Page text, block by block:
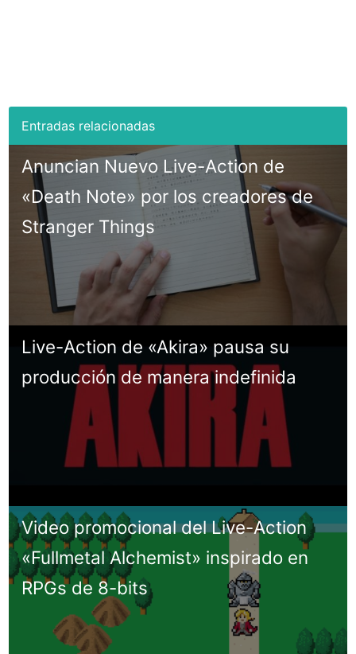
Anuncian Nuevo Live-Action de
«Death Note» por los creadores de
Stranger Things
Live-Action de «Akira» pausa su
producción de manera indefinida
Video promocional del Live-Action
«Fullmetal Alchemist» inspirado en
RPGs de 8-bits